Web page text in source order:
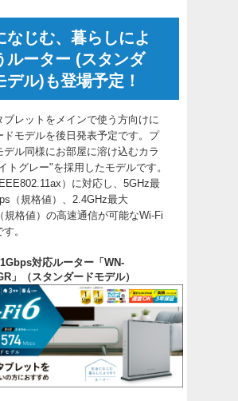
なじむ、暮らしによ
ルーター (スタンダ
デル)も登場予定！
ブレットをメインで使う方向けに
ドモデルを後日発表予定です。プ
デル同様にお部屋に溶け込むカラ
トグレー"を採用したモデルです。
）に対応し、5GHz最
（規格値）、2.4GHz最大
規格値）の高速通信が可能なWi-Fi
。
対応ルーター「WN-
」（スタンダードモデル）